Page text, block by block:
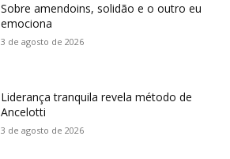
Sobre amendoins, solidão e o outro eu
emociona
3 de agosto de 2026
Liderança tranquila revela método de
Ancelotti
3 de agosto de 2026